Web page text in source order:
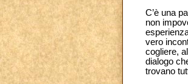
C’è una
non
vero
cogliere,
dialogo
trovano